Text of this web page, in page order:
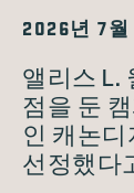
2026년 7월
앨리스 L.
점을 둔
인 캐논디
선정했다